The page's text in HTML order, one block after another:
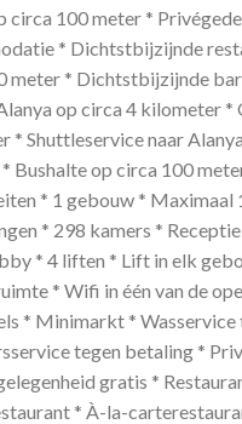
circa 100 meter *
* Dichtstbijzijnde
meter * Dichtstbijzijnde
op circa 4 kilometer *
* Shuttleservice naar
Bushalte op circa 100
* 1 gebouw * Maximaal
* 298 kamers *
* 4 liften * Lift in elk
* Wifi in één van de
* Minimarkt *
tegen betaling *
gratis *
* À-la-